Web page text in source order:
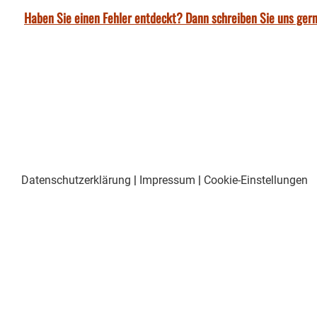
Haben Sie einen Fehler entdeckt? Dann schreiben Sie uns
Datenschutzerklärung | Impressum | Cookie-Einstellungen